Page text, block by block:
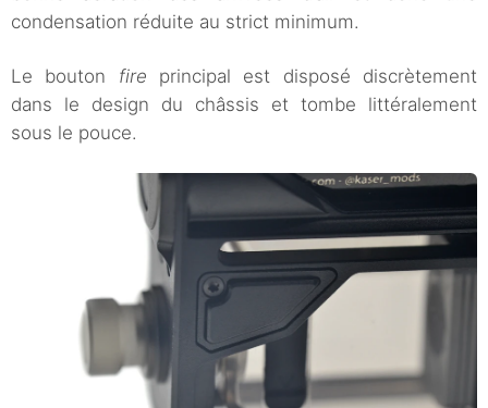
condensation réduite au strict minimum.
Le bouton fire principal est disposé discrètement
dans le design du châssis et tombe littéralement
sous le pouce.